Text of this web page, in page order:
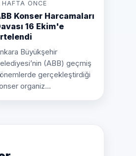
ÖNCE
Konser Harcamaları
16 Ekim'e
Büyükşehir
(ABB) geçmiş
gerçekleştirdiği
organiz...